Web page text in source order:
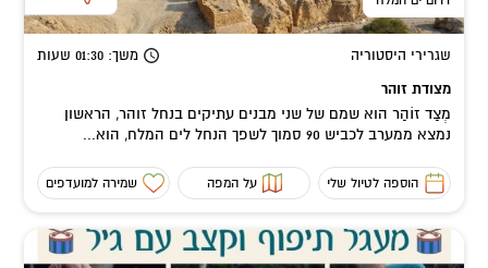
שגרירי היסטוריה משך: 01:30 שעות
מצודת זוהר
מְצַד זוֹהַר הוא שמם של שני מבנים עתיקים בנחל זוהר, הראשון
נמצא ממערב לכביש 90 סמוך לשפך הנחל לים המלח, הוא...
הוספה לטיול שלי על המפה שמירה למועדפים